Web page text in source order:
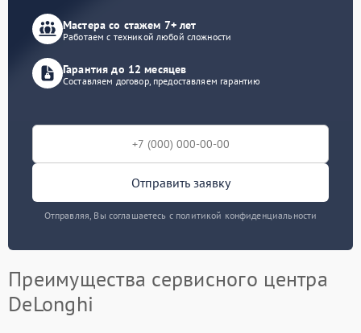
Мастера со стажем 7+ лет
Работаем с техникой любой сложности
Гарантия до 12 месяцев
Составляем договор, предоставляем гарантию
Отправить заявку
Отправляя, Вы соглашаетесь с политикой конфиденциальности
Преимущества сервисного центра
DeLonghi